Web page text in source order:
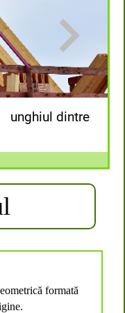
dintre
formată